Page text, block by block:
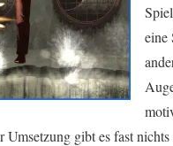
eine
gibt es fast